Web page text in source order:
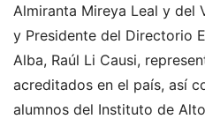
Almiranta Mireya Leal y del
y Presidente del Directorio
Alba, Raúl Li Causi,
acreditados en el país, así
alumnos del Instituto de